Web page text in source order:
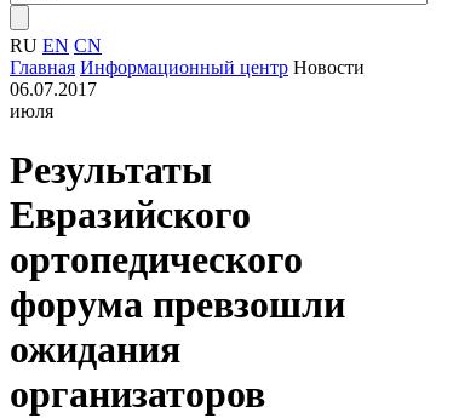
RU EN CN
Главная Информационный центр Новости
06.07.2017
июля
Результаты
Евразийского
ортопедического
форума превзошли
ожидания
организаторов